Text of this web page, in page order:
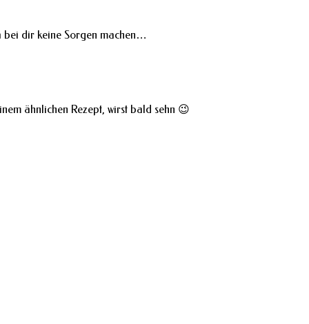
bei dir keine Sorgen machen…
ähnlichen Rezept, wirst bald sehn 😉